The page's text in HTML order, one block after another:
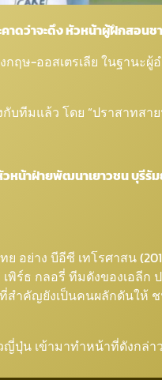
าดว่าจะดึง หัวหน้าผู้ฝึกสอน
ษ-ออสเตรเลีย ในฐานะผู้
ทีมแล้ว โดย “ปราสาทสา
น้าฝ่ายพัฒนาเยาวชน บุรีรัม
าง บีอีซี เทโรศาสน
ธ กลอรี่ ทีมดังของเอลีก ป
สำคัญยังเป็นคนผลักดันให้
ญี่ปุ่น เข้ามาทำหน้าที่ดังกล่